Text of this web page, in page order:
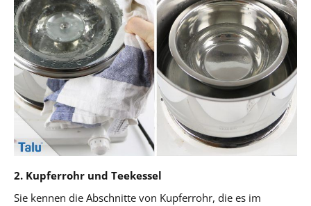
2. Kupferrohr und Teekessel
Sie kennen die Abschnitte von Kupferrohr, die es im